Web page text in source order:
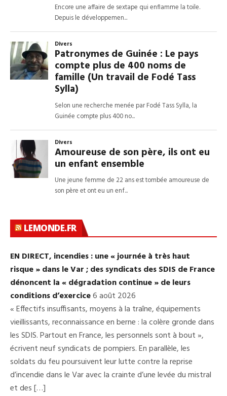
LEMONDE.FR
EN DIRECT, incendies : une « journée à très haut
risque » dans le Var ; des syndicats des SDIS de France
dénoncent la « dégradation continue » de leurs
conditions d’exercice6 août 2026
« Effectifs insuffisants, moyens à la traîne, équipements
vieillissants, reconnaissance en berne : la colère gronde dans
les SDIS. Partout en France, les personnels sont à bout »,
écrivent neuf syndicats de pompiers. En parallèle, les
soldats du feu poursuivent leur lutte contre la reprise
d’incendie dans le Var avec la crainte d’une levée du mistral
et des […]